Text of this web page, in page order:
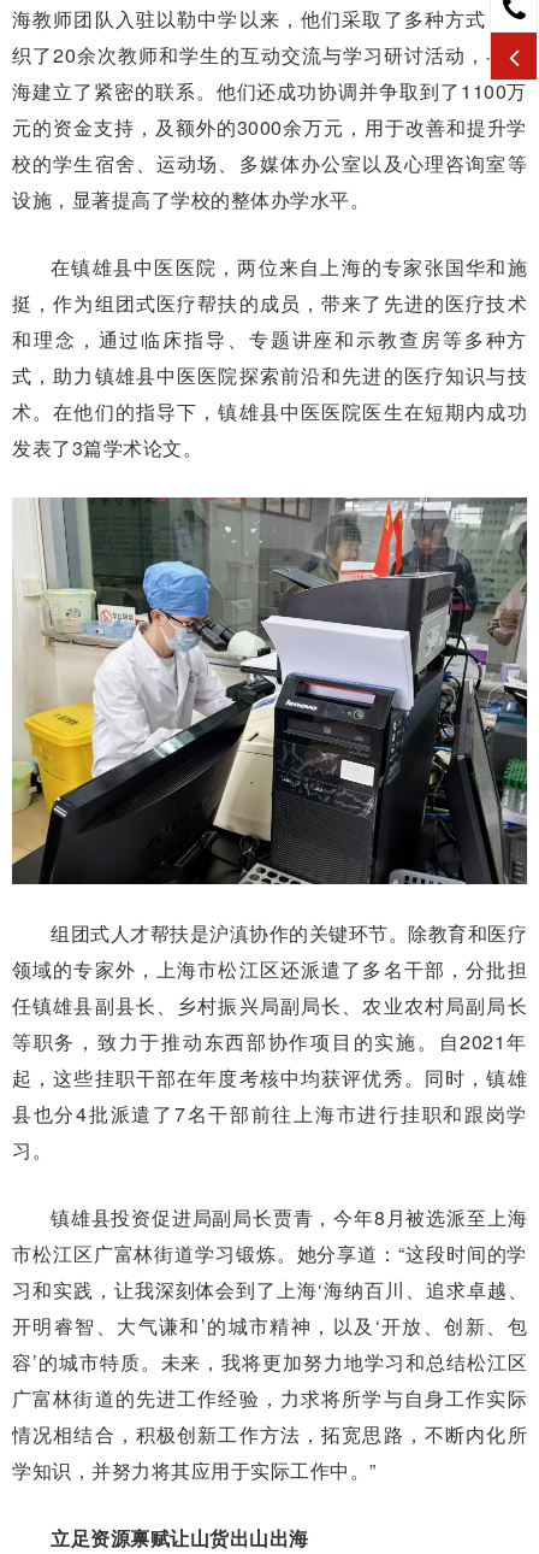
海教师团队入驻以勒中学以来，他们采取了多种方式，组
织了20余次教师和学生的互动交流与学习研讨活动，与上
海建立了紧密的联系。他们还成功协调并争取到了1100万
元的资金支持，及额外的3000余万元，用于改善和提升学
校的学生宿舍、运动场、多媒体办公室以及心理咨询室等
设施，显著提高了学校的整体办学水平。
在镇雄县中医医院，两位来自上海的专家张国华和施
挺，作为组团式医疗帮扶的成员，带来了先进的医疗技术
和理念，通过临床指导、专题讲座和示教查房等多种方
式，助力镇雄县中医医院探索前沿和先进的医疗知识与技
术。在他们的指导下，镇雄县中医医院医生在短期内成功
发表了3篇学术论文。
组团式人才帮扶是沪滇协作的关键环节。除教育和医疗
领域的专家外，上海市松江区还派遣了多名干部，分批担
任镇雄县副县长、乡村振兴局副局长、农业农村局副局长
等职务，致力于推动东西部协作项目的实施。自2021年
起，这些挂职干部在年度考核中均获评优秀。同时，镇雄
县也分4批派遣了7名干部前往上海市进行挂职和跟岗学
习。
镇雄县投资促进局副局长贾青，今年8月被选派至上海
市松江区广富林街道学习锻炼。她分享道：“这段时间的学
习和实践，让我深刻体会到了上海‘海纳百川、追求卓越、
开明睿智、大气谦和’的城市精神，以及‘开放、创新、包
容’的城市特质。未来，我将更加努力地学习和总结松江区
广富林街道的先进工作经验，力求将所学与自身工作实际
情况相结合，积极创新工作方法，拓宽思路，不断内化所
学知识，并努力将其应用于实际工作中。”
立足资源禀赋让山货出山出海